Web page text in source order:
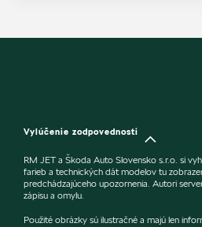
Vylúčenie zodpovednosti
RM JET a Škoda Auto Slovensko s.r.o. si
farieb a technických dát modelov tu
predchádzajúceho upozornenia. Autori
zápisu a omylu.
Použité obrázky sú ilustračné a majú len